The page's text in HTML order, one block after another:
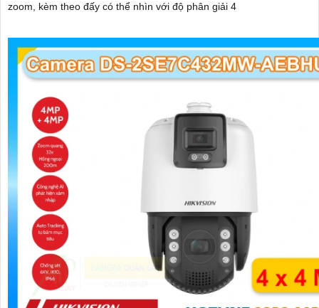
zoom, kèm theo đấy có thể nhìn với độ phân giải 4